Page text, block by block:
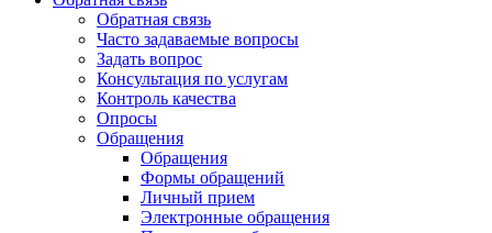
Обратная связь
Часто задаваемые вопросы
Задать вопрос
Консультация по услугам
Контроль качества
Опросы
Обращения
Обращения
Формы обращений
Личный прием
Электронные обращения